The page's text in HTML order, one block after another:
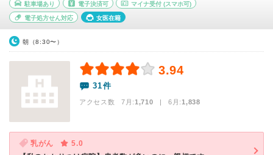
駐車場あり 電子決済可 マイナ受付 (スマホ可)
電子処方せん対応 女医在籍
朝（8:30〜）
3.94
31件
アクセス数 7月:1,710 | 6月:1,838
乳がん
5.0